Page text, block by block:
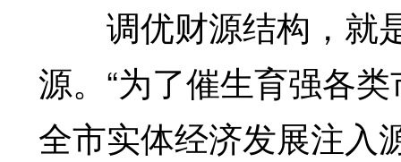
调优财源结构，就是
源。“为了催生育强各
全市实体经济发展注入